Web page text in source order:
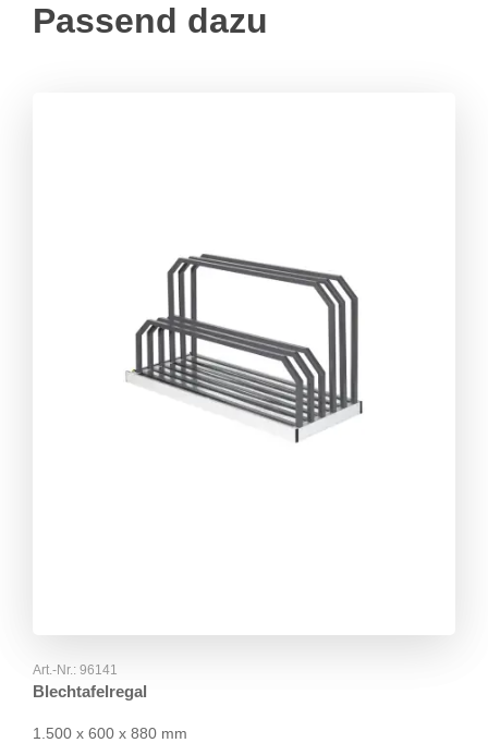
Passend dazu
Art.-Nr.: 96141
Blechtafelregal
1.500 x 600 x 880 mm